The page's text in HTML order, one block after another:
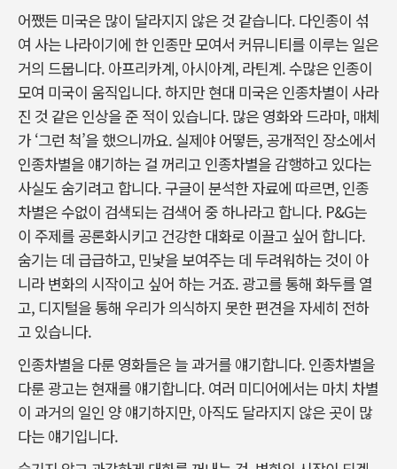
어쨌든 미국은 많이 달라지지 않은 것 같습니다. 다인종이 섞
여 사는 나라이기에 한 인종만 모여서 커뮤니티를 이루는 일은
거의 드뭅니다. 아프리카계, 아시아계, 라틴계. 수많은 인종이
모여 미국이 움직입니다. 하지만 현대 미국은 인종차별이 사라
진 것 같은 인상을 준 적이 있습니다. 많은 영화와 드라마, 매체
가 ‘그런 척’을 했으니까요. 실제야 어떻든, 공개적인 장소에서
인종차별을 얘기하는 걸 꺼리고 인종차별을 감행하고 있다는
사실도 숨기려고 합니다. 구글이 분석한 자료에 따르면, 인종
차별은 수없이 검색되는 검색어 중 하나라고 합니다. P&G는
이 주제를 공론화시키고 건강한 대화로 이끌고 싶어 합니다.
숨기는 데 급급하고, 민낯을 보여주는 데 두려워하는 것이 아
니라 변화의 시작이고 싶어 하는 거죠. 광고를 통해 화두를 열
고, 디지털을 통해 우리가 의식하지 못한 편견을 자세히 전하
고 있습니다.
인종차별을 다룬 영화들은 늘 과거를 얘기합니다. 인종차별을
다룬 광고는 현재를 얘기합니다. 여러 미디어에서는 마치 차별
이 과거의 일인 양 얘기하지만, 아직도 달라지지 않은 곳이 많
다는 얘기입니다.